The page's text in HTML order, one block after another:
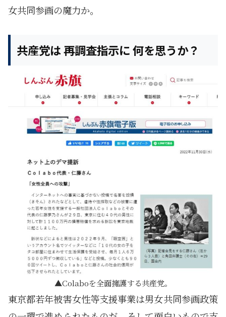
女共同参画の魔力か。
共産党は 再調査指示に 何を思うか？
Colaboを全面擁護する共産党。
東京都若年被害女性等支援事業は男女共同参画政策